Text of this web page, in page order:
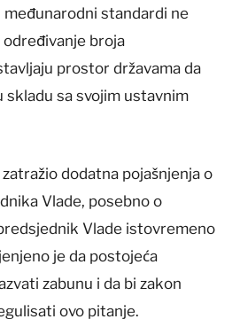
međunarodni standardi ne
broja
prostor državama da
sa svojim ustavnim
dodatna pojašnjenja o
Vlade, posebno o
Vlade istovremeno
je da postojeća
zabunu i da bi zakon
ovo pitanje.